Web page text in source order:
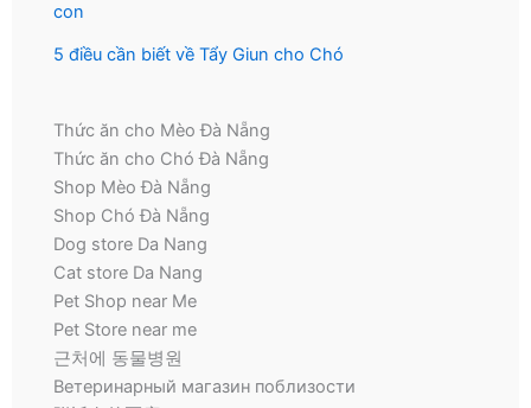
con
5 điều cần biết về Tẩy Giun cho Chó
Thức ăn cho Mèo Đà Nẵng
Thức ăn cho Chó Đà Nẵng
Shop Mèo Đà Nẵng
Shop Chó Đà Nẵng
Dog store Da Nang
Cat store Da Nang
Pet Shop near Me
Pet Store near me
근처에 동물병원
Ветеринарный магазин поблизости